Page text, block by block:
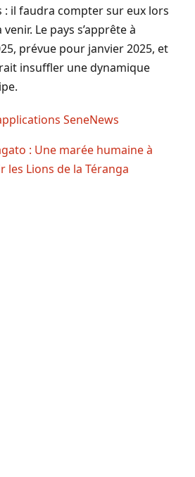
: il faudra compter sur eux lors
Le pays s’apprête à
prévue pour janvier 2025, et
insuffler une dynamique
: Une marée humaine à
les Lions de la Téranga